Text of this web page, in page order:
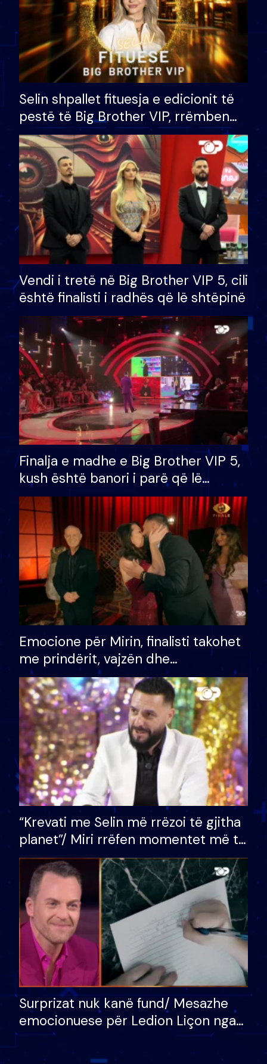
Selin shpallet fituesja e edicionit të
pestë të Big Brother VIP, rrëmben
çmimin e madh prej 100 mijë eurosh
Vendi i tretë në Big Brother VIP 5, cili
është finalisti i radhës që lë shtëpinë
Finalja e madhe e Big Brother VIP 5,
kush është banori i parë që lë
shtëpinë dhe humb mundësinë për
të fituar çmimin e madh
Emocione për Mirin, finalisti takohet
me prindërit, vajzën dhe
bashkëshorten: S’kemi ndonjë letër
divorci apo jo?
“Krevati me Selin më rrëzoi të gjitha
planet”/ Miri rrëfen momentet më të
bukura në shtëpinë e BB VIP: Do më
mungojë zilja e mëngjesit kur…
Surprizat nuk kanë fund/ Mesazhe
emocionuese për Ledion Liçon nga
nëna dhe fëmijët e tij, moderatori
nuk i mban dot lotët: Nuk meritoj…